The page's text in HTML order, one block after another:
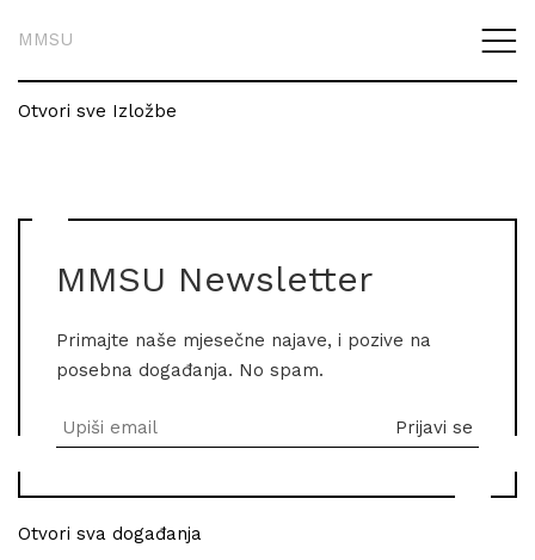
MMSU
Otvori sve Izložbe
MMSU Newsletter
Primajte naše mjesečne najave, i pozive na
posebna događanja. No spam.
Otvori sva događanja